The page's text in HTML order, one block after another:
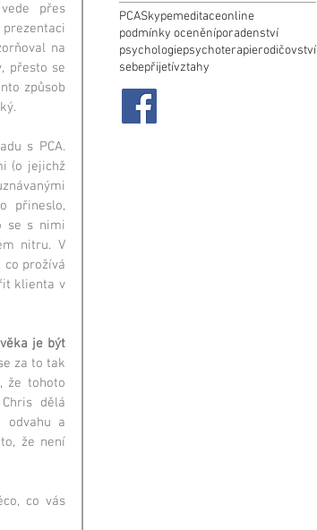
přes
na
přesto se
způsob
s PCA.
(o jejichž
přineslo,
se s nimi
nitru. V
co prožívá
klienta v
je být
za to tak
že tohoto
dělá
odvahu a
že není
co vás
PCASkypemeditaceonline
podmínky oceněníporadenství
psychologiepsychoterapierodičovství
sebepřijetívztahy